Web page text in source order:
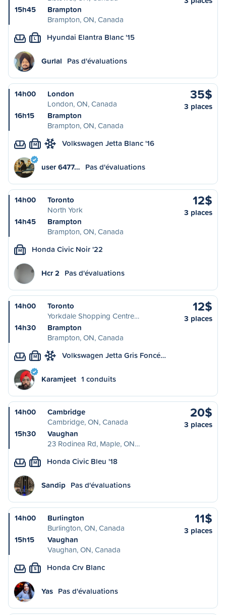
15h45
Brampton
Brampton, ON, Canada
L Hyundai Elantra Blanc '15
Gurlal Pas d'évaluations
14h00
London
London, ON, Canada
16h15
Brampton
Brampton, ON, Canada
35$
3 places
M Volkswagen Jetta Blanc '16
user 6477… Pas d'évaluations
14h00
Toronto
North York
14h45
Brampton
Brampton, ON, Canada
12$
3 places
M Honda Civic Noir '22
Hcr 2 Pas d'évaluations
14h00
Toronto
Yorkdale Shopping Centre…
14h30
Brampton
Brampton, ON, Canada
12$
3 places
M Volkswagen Jetta Gris Foncé…
Karamjeet 1 conduits
14h00
Cambridge
Cambridge, ON, Canada
15h30
Vaughan
23 Rodinea Rd, Maple, ON…
20$
3 places
M Honda Civic Bleu '18
Sandip Pas d'évaluations
14h00
Burlington
Burlington, ON, Canada
15h15
Vaughan
Vaughan, ON, Canada
11$
3 places
S Honda Crv Blanc
Yas Pas d'évaluations